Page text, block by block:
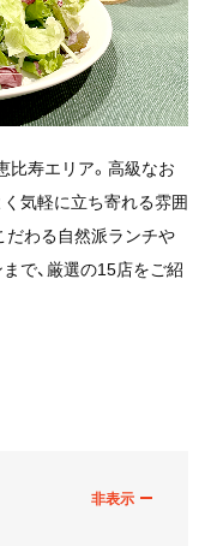
比寿エリア。高級なお
気軽に立ち寄れる雰囲
だわる自然派ランチや
で、厳選の15店をご紹